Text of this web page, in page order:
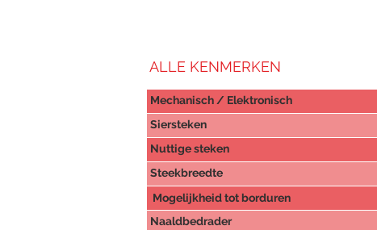
ALLE KENMERKEN
Mechanisch / Elektronisch
Siersteken
Nuttige steken
Steekbreedte
Mogelijkheid tot borduren
Naaldbedrader